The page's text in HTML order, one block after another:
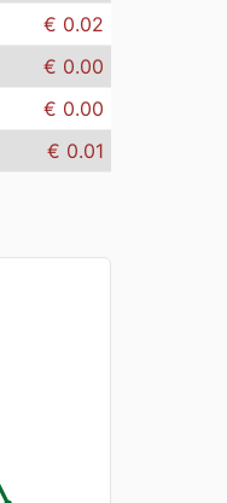
€ 0.02
€ 0.00
€ 0.00
€ 0.01